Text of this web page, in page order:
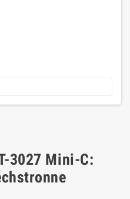
3027 Mini-C: